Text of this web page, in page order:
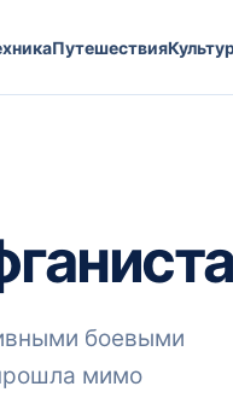
Путешествия
боевыми
мимо